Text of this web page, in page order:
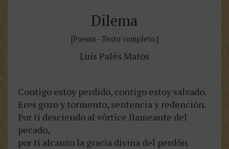
Dilema
[Poema - Texto completo.]
Luis Palés Matos
Contigo estoy perdido, contigo estoy salvado.
Eres gozo y tormento, sentencia y redención.
Por ti desciendo al vórtice llameante del
pecado,
por ti alcanzo la gracia divina del perdón.